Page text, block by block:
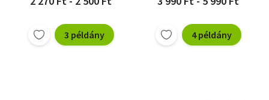
3 példány 4 példány